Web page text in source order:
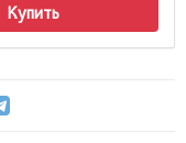
Купить